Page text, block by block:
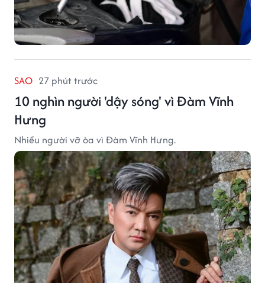
SAO 27 phút trước
10 nghìn người 'dậy sóng' vì Đàm Vĩnh
Hưng
Nhiều người vỡ òa vì Đàm Vĩnh Hưng.